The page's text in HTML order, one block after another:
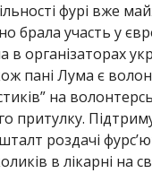
фурі вже
брала участь у
в організаторах
пані Лума є
на
притулку.
роздачі
в лікарні на